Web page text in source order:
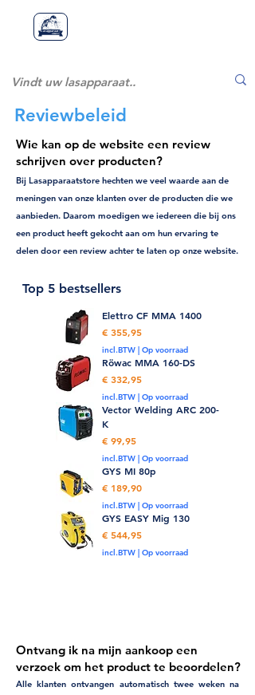
Lasapparaat
store
Reviewbeleid
Wie kan op de website een review
schrijven over producten?
Bij Lasapparaatstore hechten we veel waarde aan de
meningen van onze klanten over de producten die we
aanbieden. Daarom moedigen we iedereen die bij ons
een product heeft gekocht aan om hun ervaring te
delen door een review achter te laten op onze website.
Top 5 bestsellers
Elettro CF MMA 1400
Prijs
€ 355,95
incl.BTW | Op voorraad
Röwac MMA 160-DS
Prijs
€ 332,95
incl.BTW | Op voorraad
Vector Welding ARC 200-
K
Prijs
€ 99,95
incl.BTW | Op voorraad
GYS MI 80p
Prijs
€ 189,90
incl.BTW | Op voorraad
GYS EASY Mig 130
Prijs
€ 544,95
incl.BTW | Op voorraad
Ontvang ik na mijn aankoop een
verzoek om het product te beoordelen?
Alle klanten ontvangen automatisch twee weken na